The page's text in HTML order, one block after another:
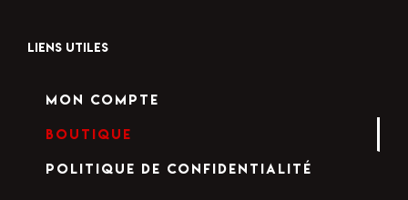
LIENS UTILES
Mon compte
Boutique
Politique de confidentialité